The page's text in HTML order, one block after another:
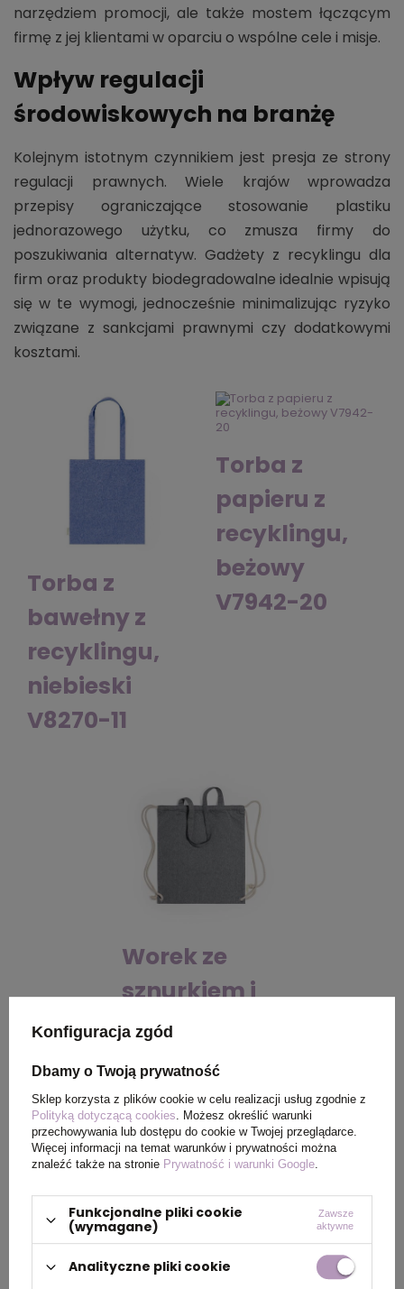
narzędziem promocji, ale także mostem łączącym
firmę z jej klientami w oparciu o wspólne cele i misje.
Wpływ regulacji
środowiskowych na branżę
Kolejnym istotnym czynnikiem jest presja ze strony
regulacji prawnych. Wiele krajów wprowadza
przepisy ograniczające stosowanie plastiku
jednorazowego użytku, co zmusza firmy do
poszukiwania alternatyw. Gadżety z recyklingu dla
firm oraz produkty biodegradowalne idealnie wpisują
się w te wymogi, jednocześnie minimalizując ryzyko
związane z sankcjami prawnymi czy dodatkowymi
kosztami.
Torba z
bawełny z
recyklingu,
niebieski
V8270-11
Torba z
papieru z
recyklingu,
beżowy
V7942-20
Worek ze
sznurkiem i
torba na
zakupy z
bawełny z
recyklingu, 2
w 1, czarny
V6792-03
Wprowadzenie takich przepisów, jak zakaz używania
plastikowych słomek czy torebek foliowych,
Konfiguracja zgód
Dbamy o Twoją prywatność
Sklep korzysta z plików cookie w celu realizacji usług zgodnie z
Polityką dotyczącą cookies. Możesz określić warunki
przechowywania lub dostępu do cookie w Twojej przeglądarce.
Więcej informacji na temat warunków i prywatności można
znaleźć także na stronie Prywatność i warunki Google.
Funkcjonalne pliki cookie
(wymagane)
Zawsze
aktywne
Analityczne pliki cookie